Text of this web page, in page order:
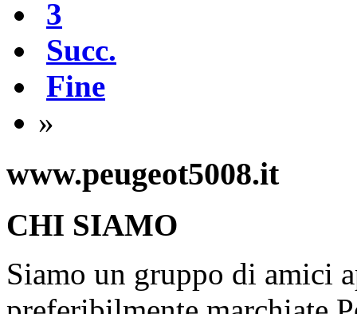
3
Succ.
Fine
»
www.peugeot5008.it
CHI SIAMO
Siamo un gruppo di amici